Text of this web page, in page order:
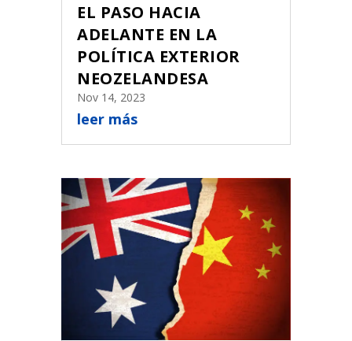
EL PASO HACIA
ADELANTE EN LA
POLÍTICA EXTERIOR
NEOZELANDESA
Nov 14, 2023
leer más